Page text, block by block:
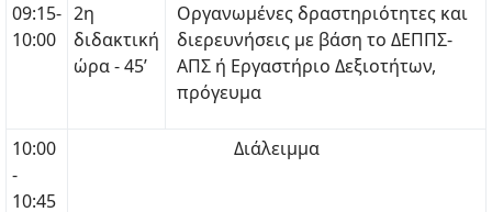
09:15-
10:00
2η
διδακτική
ώρα - 45’
Οργανωμένες δραστηριότητες και
διερευνήσεις με βάση το ΔΕΠΠΣ-
ΑΠΣ ή Εργαστήριο Δεξιοτήτων,
πρόγευμα
10:00
-
10:45
Διάλειμμα